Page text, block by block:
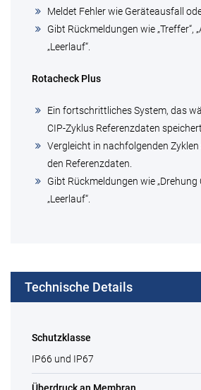
Meldet Fehler wie Geräteausfall
Gibt Rückmeldungen wie „Treffer“,
„Leerlauf“.
Rotacheck Plus
Ein fortschrittliches System, das
CIP-Zyklus Referenzdaten speichert.
Vergleicht in nachfolgenden
den Referenzdaten.
Gibt Rückmeldungen wie „Drehung
„Leerlauf“.
Technische Details
Schutzklasse
IP66 und IP67
Überdruck an Membran